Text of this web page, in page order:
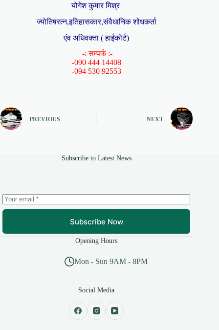
योगेश कुमार मिश्र
ज्योतिषरत्न,इतिहासकार,संवैधानिक शोधकर्ता
एंव अधिवक्ता ( हाईकोर्ट)
-: सम्पर्क :-
-090 444 14408
-094 530 92553
PREVIOUS NEXT
Subscribe to Latest News
Subscribe Now
Opening Hours
Mon - Sun 9AM - 8PM
Social Media